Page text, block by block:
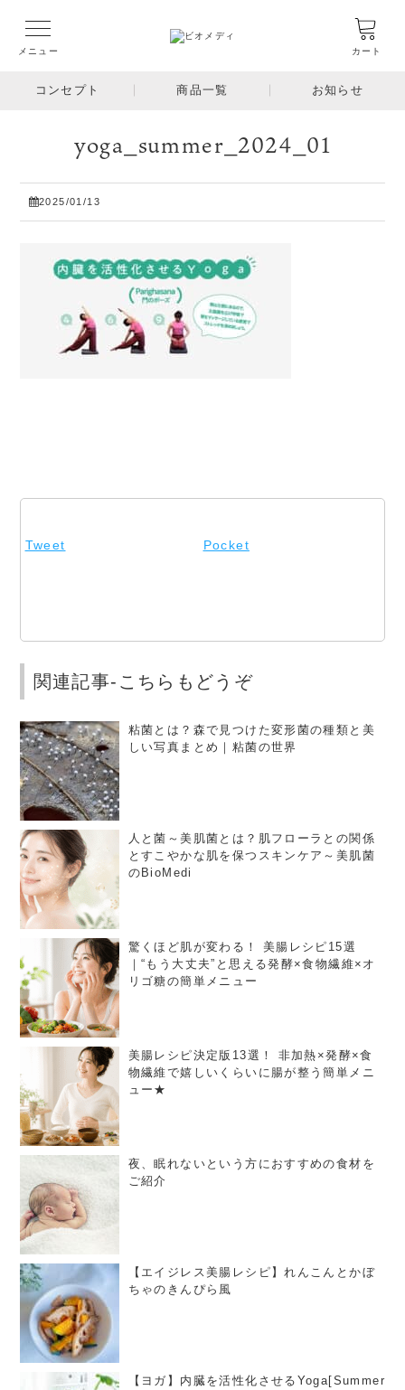
メニュー カート
コンセプト 商品一覧 お知らせ
yoga_summer_2024_01
2025/01/13
Tweet Pocket
関連記事-こちらもどうぞ
粘菌とは？森で見つけた変形菌の種類と美
しい写真まとめ｜粘菌の世界
人と菌～美肌菌とは？肌フローラとの関係
とすこやかな肌を保つスキンケア～美肌菌
のBioMedi
驚くほど肌が変わる！ 美腸レシピ15選
｜“もう大丈夫”と思える発酵×食物繊維×オ
リゴ糖の簡単メニュー
美腸レシピ決定版13選！ 非加熱×発酵×食
物繊維で嬉しいくらいに腸が整う簡単メニ
ュー★
夜、眠れないという方におすすめの食材を
ご紹介
【エイジレス美腸レシピ】れんこんとかぼ
ちゃのきんぴら風
【ヨガ】内臓を活性化させるYoga[Summer